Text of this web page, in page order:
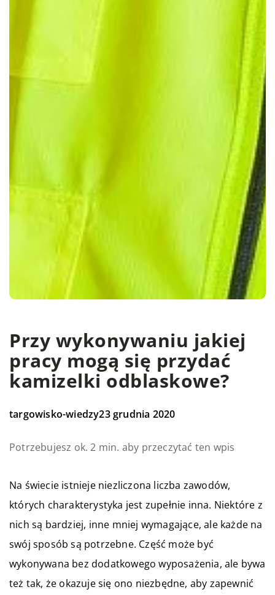
Przy wykonywaniu jakiej
pracy mogą się przydać
kamizelki odblaskowe?
targowisko-wiedzy23 grudnia 2020
Potrzebujesz ok. 2 min. aby przeczytać ten wpis
Na świecie istnieje niezliczona liczba zawodów,
których charakterystyka jest zupełnie inna. Niektóre z
nich są bardziej, inne mniej wymagające, ale każde na
swój sposób są potrzebne. Część może być
wykonywana bez dodatkowego wyposażenia, ale bywa
też tak, że okazuje się ono niezbędne, aby zapewnić